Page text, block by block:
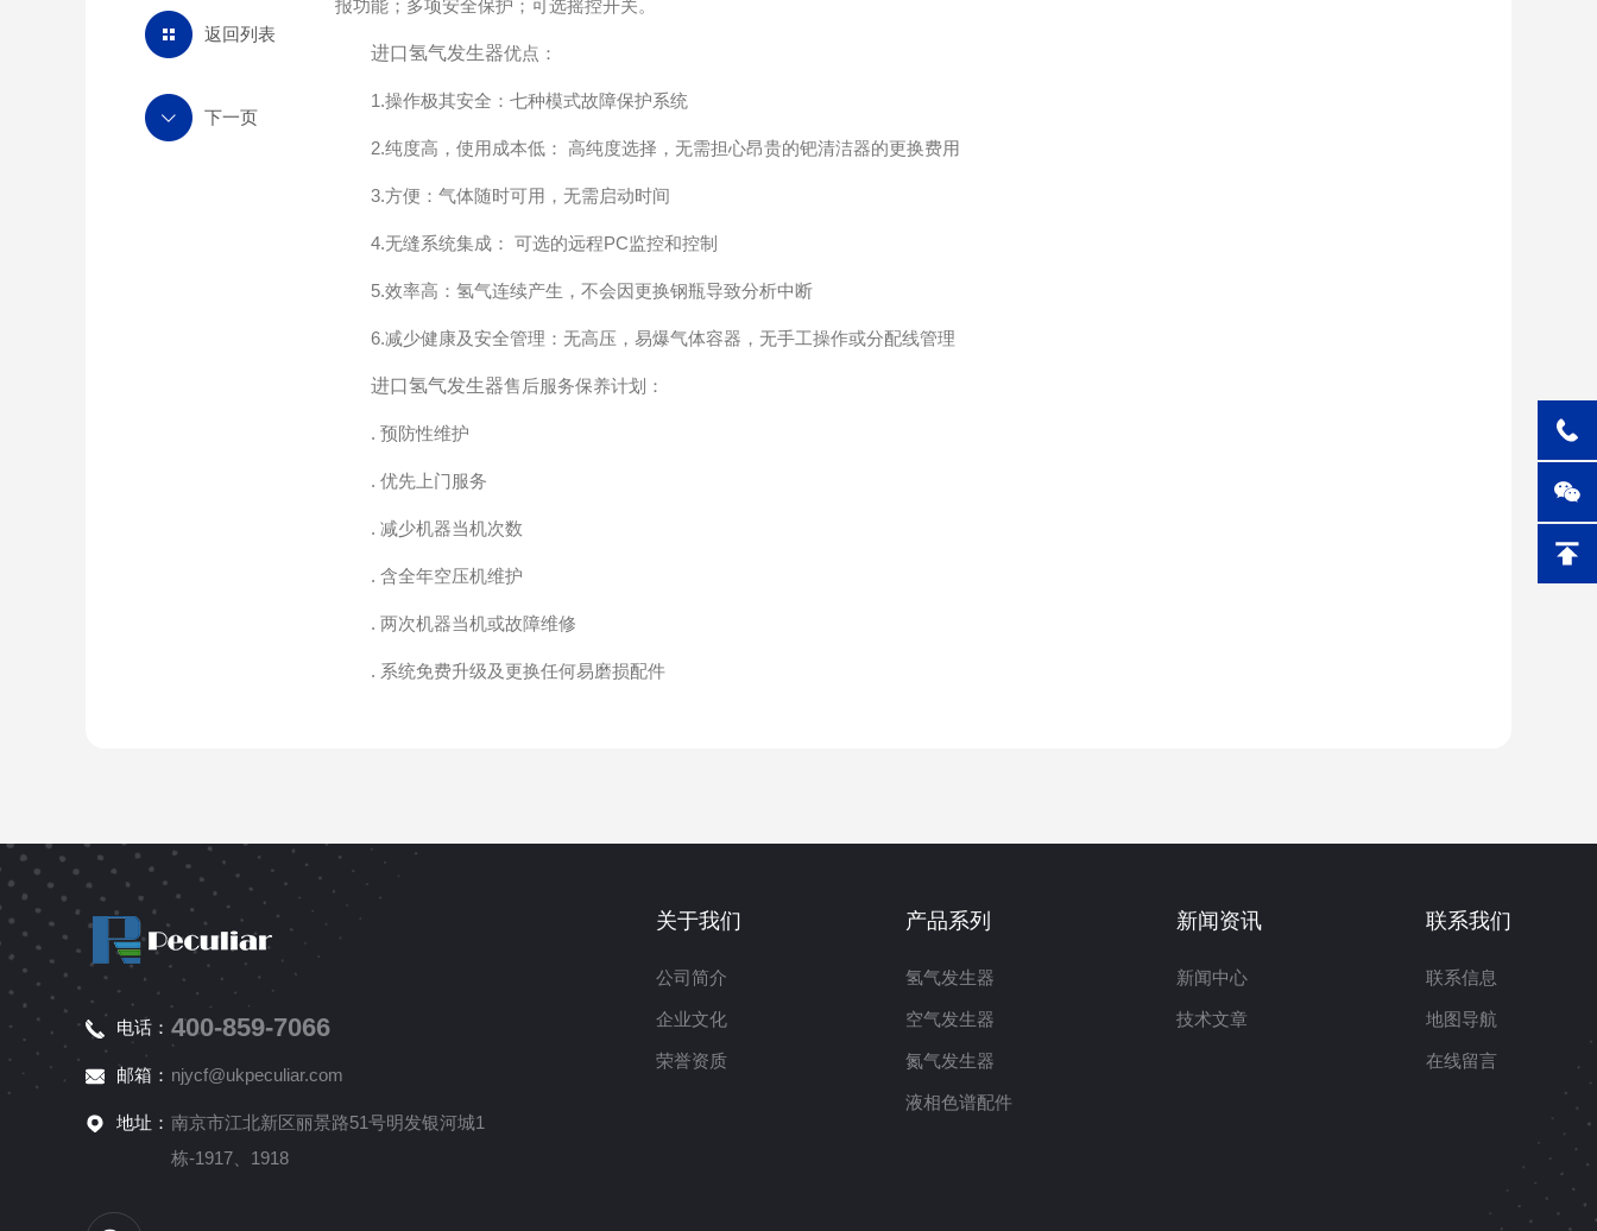
报功能；多项安全保护；可选摇控开关。
进口氢气发生器优点：
1.操作极其安全：七种模式故障保护系统
2.纯度高，使用成本低： 高纯度选择，无需担心昂贵的钯清洁器的更换费用
3.方便：气体随时可用，无需启动时间
4.无缝系统集成： 可选的远程PC监控和控制
5.效率高：氢气连续产生，不会因更换钢瓶导致分析中断
6.减少健康及安全管理：无高压，易爆气体容器，无手工操作或分配线管理
进口氢气发生器售后服务保养计划：
. 预防性维护
. 优先上门服务
. 减少机器当机次数
. 含全年空压机维护
. 两次机器当机或故障维修
. 系统免费升级及更换任何易磨损配件
返回列表
电话： 400-859-7066
邮箱： njycf@ukpeculiar.com
地址： 南京市江北新区丽景路51号明发银河城1
栋-1917、1918
关于我们
公司简介
企业文化
荣誉资质
产品系列
氢气发生器
空气发生器
氮气发生器
液相色谱配件
新闻资讯
新闻中心
技术文章
联系我们
联系信息
地图导航
在线留言